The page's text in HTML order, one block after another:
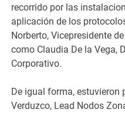
recorrido por las
aplicación de los
Norberto, Vicepresidente
como Claudia De la Vega,
Corporativo.
De igual forma, estuvieron
Verduzco, Lead Nodos